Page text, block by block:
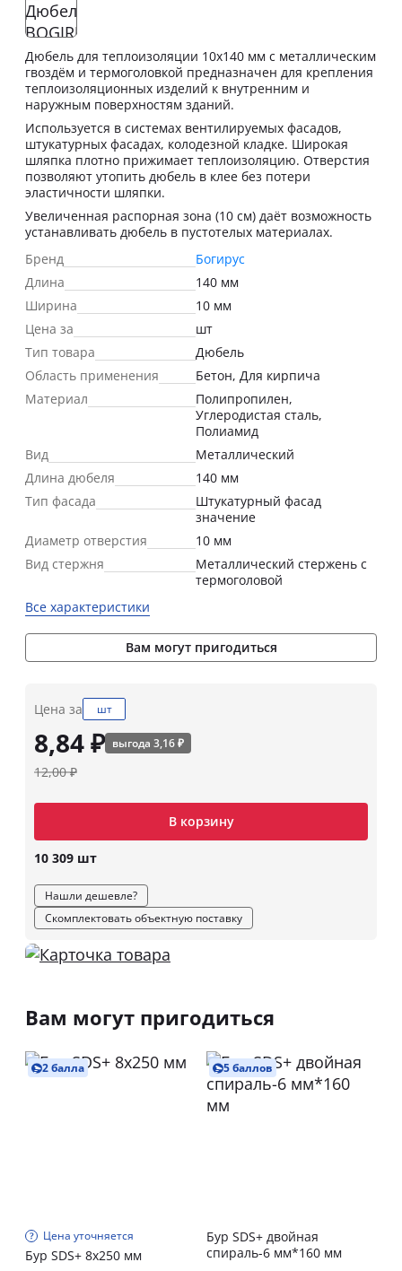
Дюбель для теплоизоляции 10х140 мм с металлическим
гвоздём и термоголовкой предназначен для крепления
теплоизоляционных изделий к внутренним и
наружным поверхностям зданий.
Используется в системах вентилируемых фасадов,
штукатурных фасадах, колодезной кладке. Широкая
шляпка плотно прижимает теплоизоляцию. Отверстия
позволяют утопить дюбель в клее без потери
эластичности шляпки.
Увеличенная распорная зона (10 см) даёт возможность
устанавливать дюбель в пустотелых материалах.
Бренд
Богирус
Длина
140 мм
Ширина
10 мм
Цена за
шт
Тип товара
Дюбель
Область применения
Бетон, Для кирпича
Материал
Полипропилен,
Углеродистая сталь,
Полиамид
Вид
Металлический
Длина дюбеля
140 мм
Тип фасада
Штукатурный фасад
значение
Диаметр отверстия
10 мм
Вид стержня
Металлический стержень с
термоголовой
Все характеристики
Вам могут пригодиться
Цена за шт
8,84 ₽ выгода 3,16 ₽
12,00 ₽
В корзину
10 309 шт
Нашли дешевле?
Скомплектовать объектную поставку
Вам могут пригодиться
2 балла
Цена уточняется
Бур SDS+ 8х250 мм
5 баллов
Бур SDS+ двойная
спираль-6 мм*160 мм